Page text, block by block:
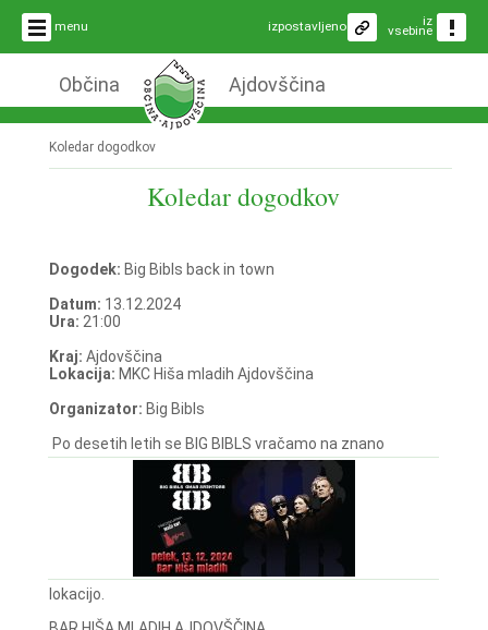
menu iz
vsebine
izpostavljeno
Občina Ajdovščina
Koledar dogodkov
Koledar dogodkov
Dogodek: Big Bibls back in town
Datum: 13.12.2024
Ura: 21:00
Kraj: Ajdovščina
Lokacija: MKC Hiša mladih Ajdovščina
Organizator: Big Bibls
Po desetih letih se BIG BIBLS vračamo na znano
lokacijo.